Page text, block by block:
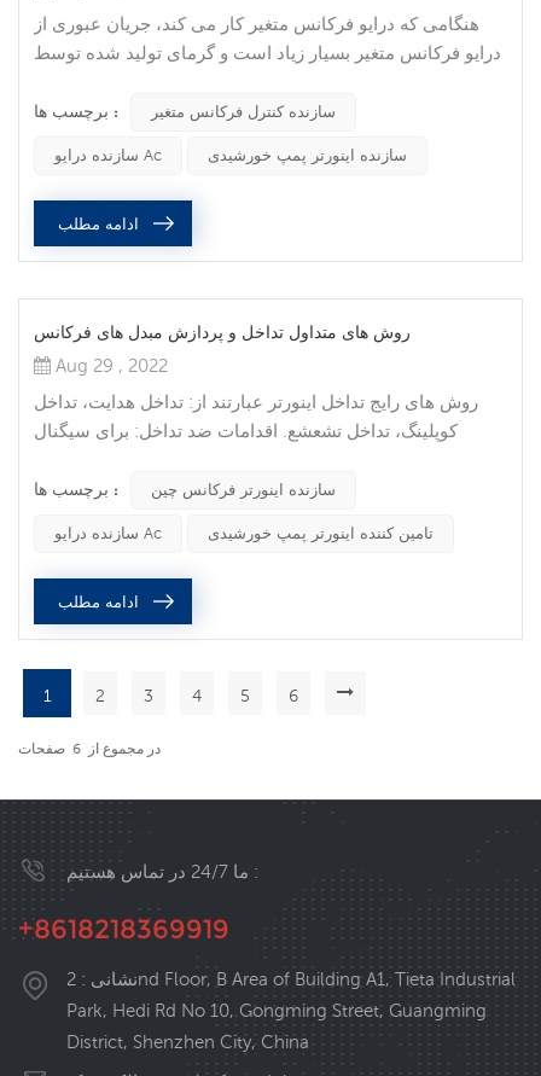
هنگامی که درایو فرکانس متغیر کار می کند، جریان عبوری از
درایو فرکانس متغیر بسیار زیاد است و گرمای تولید شده توسط
حل اصلی برای گرم کردن درایو فرکانس متغیر دستگاه مخصوص
موتور. اگر موتور برای مدت طولانی استفاده شده باشد، منتفی
نیست که عملکرد عایق خوب نباشد یا یاتاقان گیر کرده باشد که
م...
برچسب ها : سازنده کنترل فرکانس متغیر
سازنده درایو Ac سازنده اینورتر پمپ خورشیدی
ادامه مطلب
روش های متداول تداخل و پردازش مبدل های فرکانس
Aug 29 , 2022
روش های رایج تداخل اینورتر عبارتند از: تداخل هدایت، تداخل
کوپلینگ، تداخل تشعشع. اقدامات ضد تداخل: برای سیگنال
محافظت از منبع تشعشع و خط مورد تداخل ضعیف می شود.
افزودن فیلترها، راکتورها یا حلقه های مغناطیسی در دو طرف
ورودی و خروجی اینورتر مقابله می شود. روش ها و اقدامات
برچسب ها : سازنده اینورتر فرکانس چین
سازنده درایو Ac تامین کننده اینورتر پمپ خورشیدی
ادامه مطلب
1 2 3 4 5 6
در مجموع از 6 صفحات
ما 24/7 در تماس هستیم :
+8618218369919
نشانی : 2nd Floor, B Area of Building A1, Tieta Industrial
Park, Hedi Rd No 10, Gongming Street, Guangming
District, Shenzhen City, China